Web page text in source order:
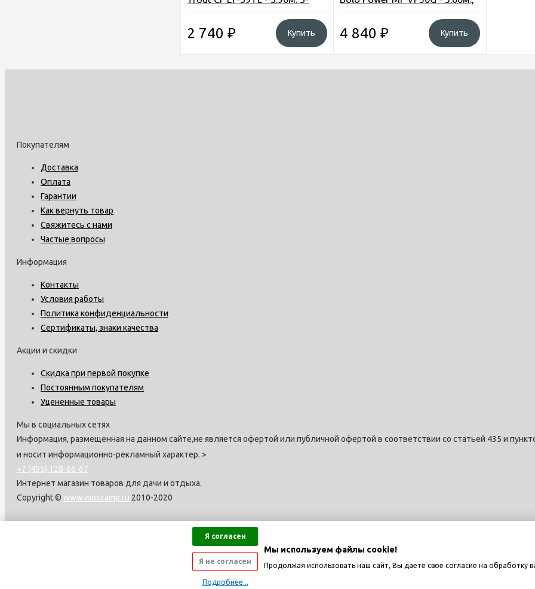
Я согласен
Я не согласен
Подробнее...
Мы используем файлы cookie!
Продолжая использовать наш сайт, Вы даете свое согласие на обработку
2 740 ₽ Купить 4 840 ₽ Купить
Покупателям
Доставка
Оплата
Гарантии
Как вернуть товар
Свяжитесь с нами
Частые вопросы
Информация
Контакты
Условия работы
Политика конфиденциальности
Сертификаты, знаки качества
Акции и скидки
Скидка при первой покупке
Постоянным покупателям
Уцененные товары
Мы в социальных сетях
Информация, размещенная на данном сайте,не является офертой или публичной офертой в соответствии со статьей 435 и
и носит информационно-рекламный характер. >
+7 (495) 128-66-67
Интернет магазин товаров для дачи и отдыха.
Copyright © www.moscamp.ru 2010-2020